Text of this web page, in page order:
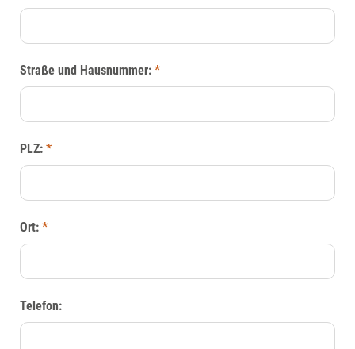
Straße und Hausnummer: *
PLZ: *
Ort: *
Telefon: